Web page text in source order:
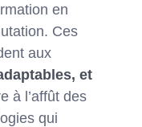
en
Ces
aux
et
à l’affût des
qui